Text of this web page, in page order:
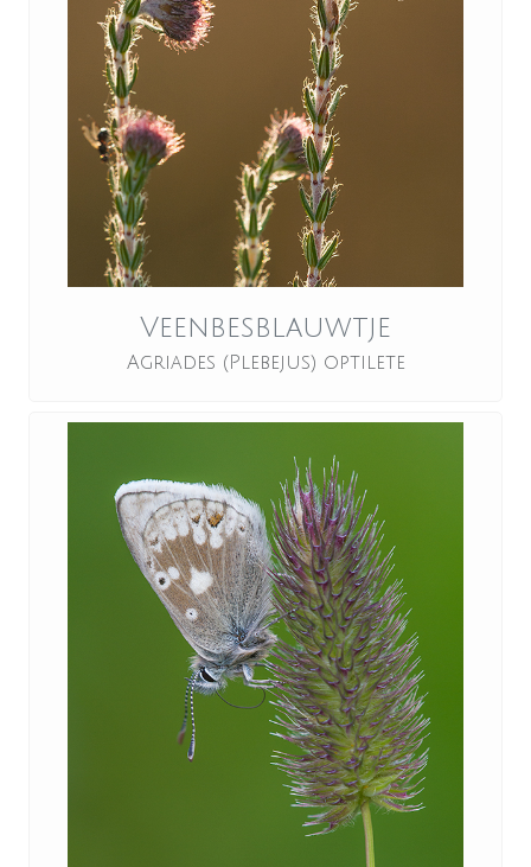
Veenbesblauwtje
Agriades (Plebejus) optilete